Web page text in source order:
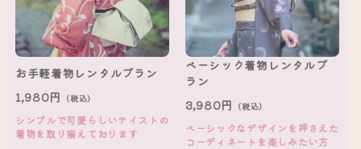
お手軽着物レンタルプラン
1,980円 （税込）
シンプルで可愛らしいテイストの
着物を取り揃えております
ベーシック着物レンタルプ
ラン
3,980円 （税込）
ベーシックなデザインを押さえた
コーディネートを楽しみたい方